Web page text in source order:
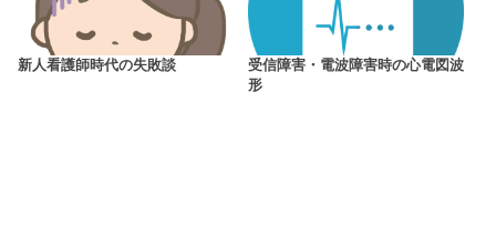
新人看護師時代の失敗談
受信障害・電波障害時の心電図波
形